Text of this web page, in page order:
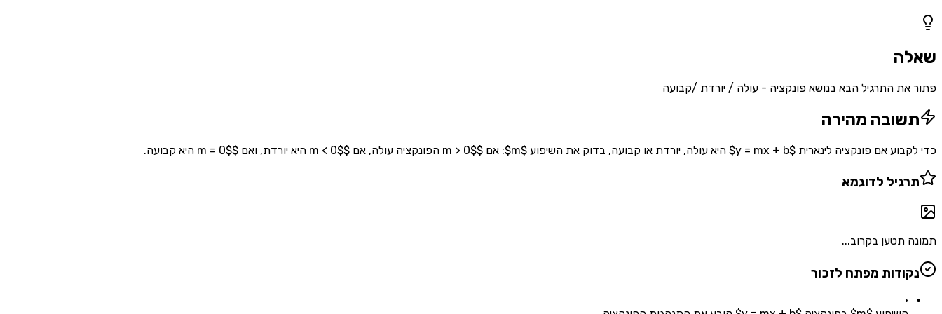
שאלה
פתור את התרגיל הבא בנושא פונקציה - עולה / יורדת /קבועה
תשובה מהירה
כדי לקבוע אם פונקציה לינארית $y = mx + b$ היא עולה, יורדת או קבועה, בדוק את השיפוע $m$: אם $m > 0$ הפונקציה עולה, אם $m < 0$ היא יורדת, ואם $m = 0$ היא קבועה.
תרגיל לדוגמא
תמונה תטען בקרוב...
נקודות מפתח לזכור
•